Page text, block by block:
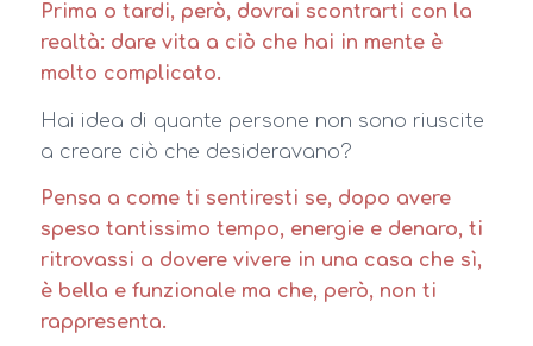
Prima o tardi, però, dovrai scontrarti con la
realtà: dare vita a ciò che hai in mente è
molto complicato.
Hai idea di quante persone non sono riuscite
a creare ciò che desideravano?
Pensa a come ti sentiresti se, dopo avere
speso tantissimo tempo, energie e denaro, ti
ritrovassi a dovere vivere in una casa che sì,
è bella e funzionale ma che, però, non ti
rappresenta.